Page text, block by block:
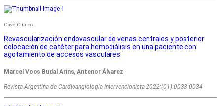
Caso Clínico
Revascularización endovascular de venas centrales y posterior
colocación de catéter para hemodiálisis en una paciente con
agotamiento de accesos vasculares
Marcel Voos Budal Arins, Antenor Álvarez
Revista Argentina de Cardioangiologí­a Intervencionista 2022;(01):0033-0034